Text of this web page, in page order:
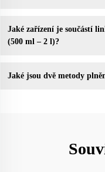
Jaké zařízení je součástí
(500 ml – 2 l)?
Jaké jsou dvě metody